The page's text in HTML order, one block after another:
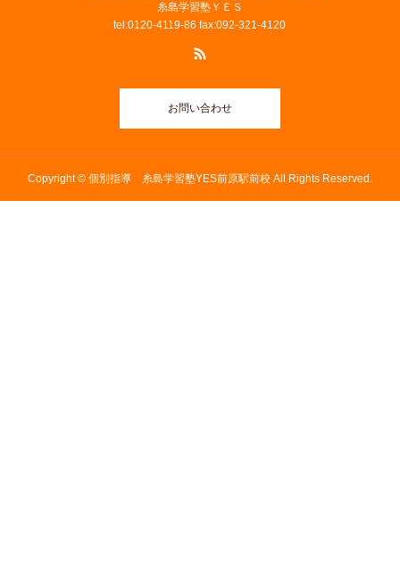
糸島学習塾ＹＥＳ
tel:0120-4119-86 fax:092-321-4120
お問い合わせ
Copyright © 個別指導 糸島学習塾YES前原駅前校 All Rights Reserved.